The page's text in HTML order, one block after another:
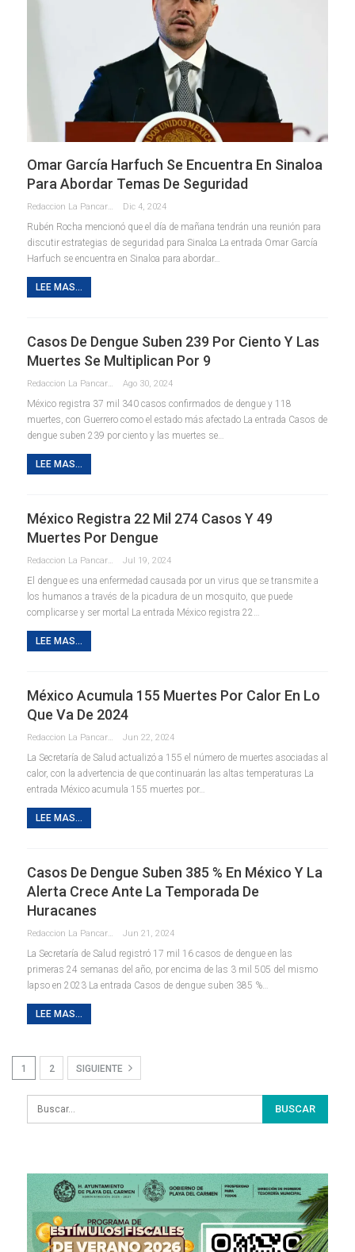
Omar García Harfuch Se Encuentra En Sinaloa
Para Abordar Temas De Seguridad
Redaccion La Pancarta De Quintana Roo Dic 4, 2024
Rubén Rocha mencionó que el día de mañana tendrán una reunión para
discutir estrategias de seguridad para Sinaloa La entrada Omar García
Harfuch se encuentra en Sinaloa para abordar…
LEE MAS...
Casos De Dengue Suben 239 Por Ciento Y Las
Muertes Se Multiplican Por 9
Redaccion La Pancarta De Quintana Roo Ago 30, 2024
México registra 37 mil 340 casos confirmados de dengue y 118
muertes, con Guerrero como el estado más afectado La entrada Casos de
dengue suben 239 por ciento y las muertes se…
LEE MAS...
México Registra 22 Mil 274 Casos Y 49
Muertes Por Dengue
Redaccion La Pancarta De Quintana Roo Jul 19, 2024
El dengue es una enfermedad causada por un virus que se transmite a
los humanos a través de la picadura de un mosquito, que puede
complicarse y ser mortal La entrada México registra 22…
LEE MAS...
México Acumula 155 Muertes Por Calor En Lo
Que Va De 2024
Redaccion La Pancarta De Quintana Roo Jun 22, 2024
La Secretaría de Salud actualizó a 155 el número de muertes asociadas al
calor, con la advertencia de que continuarán las altas temperaturas La
entrada México acumula 155 muertes por…
LEE MAS...
Casos De Dengue Suben 385 % En México Y La
Alerta Crece Ante La Temporada De
Huracanes
Redaccion La Pancarta De Quintana Roo Jun 21, 2024
La Secretaría de Salud registró 17 mil 16 casos de dengue en las
primeras 24 semanas del año, por encima de las 3 mil 505 del mismo
lapso en 2023 La entrada Casos de dengue suben 385 %…
LEE MAS...
1 2 SIGUIENTE